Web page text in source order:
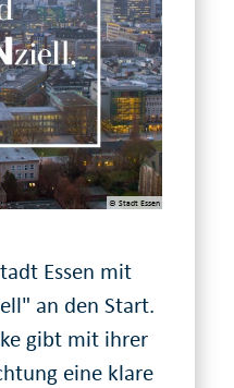
© Stadt Essen
Essen mit
an den Start.
gibt mit ihrer
eine klare